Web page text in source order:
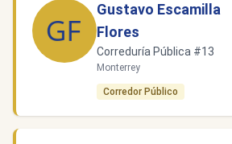
Gustavo Escamilla
Flores
Correduría Pública #13
Monterrey
Corredor Público